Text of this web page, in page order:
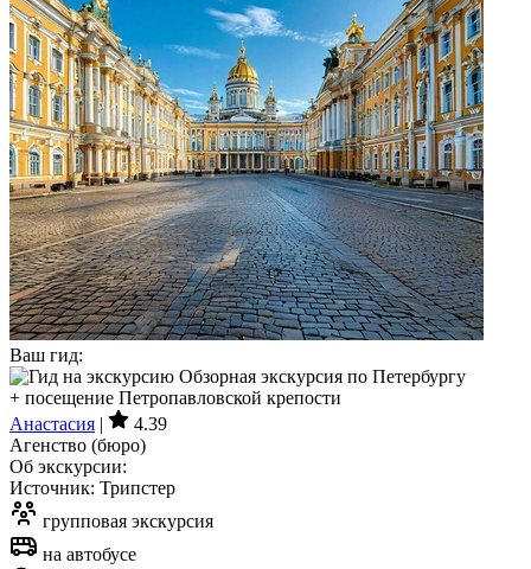
Ваш гид:
Анастасия |
4.39
Агенство (бюро)
Об экскурсии:
Источник: Трипстер
групповая экскурсия
на автобусе